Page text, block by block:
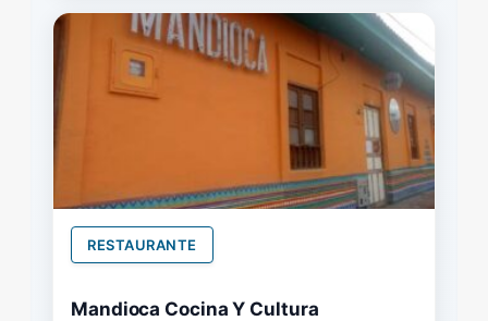
RESTAURANTE
Mandioca Cocina Y Cultura